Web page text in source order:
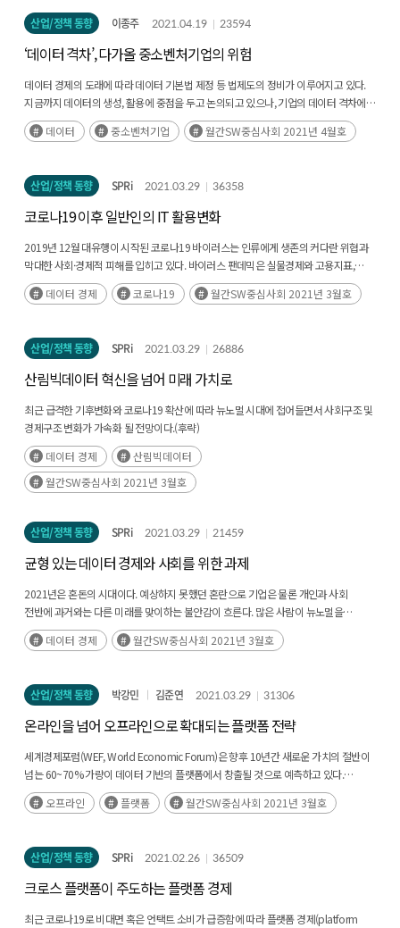
산업/정책 동향 이종주 2021.04.19 23594
‘데이터 격차’, 다가올 중소벤처기업의 위험
데이터 경제의 도래에 따라 데이터 기본법 제정 등 법제도의 정비가 이루어지고 있다.
지금까지 데이터의 생성, 활용에 중점을 두고 논의되고 있으나, 기업의 데이터 격차에
대해서는 아직 논의되지 않고 있다. 지금과 같은 추세라면(후략)
데이터 중소벤처기업 월간SW중심사회 2021년 4월호
산업/정책 동향 SPRi 2021.03.29 36358
코로나19 이후 일반인의 IT 활용변화
2019년 12월 대유행이 시작된 코로나19 바이러스는 인류에게 생존의 커다란 위협과
막대한 사회·경제적 피해를 입히고 있다. 바이러스 팬데믹은 실물경제와 고용지표,
사회적 관계와 보건체계 등에 부정적 영향을(후략)
데이터 경제 코로나19 월간SW중심사회 2021년 3월호
산업/정책 동향 SPRi 2021.03.29 26886
산림빅데이터 혁신을 넘어 미래 가치로
최근 급격한 기후변화와 코로나19 확산에 따라 뉴노멀 시대에 접어들면서 사회구조 및
경제구조 변화가 가속화 될 전망이다.(후략)
데이터 경제
산림빅데이터
월간SW중심사회 2021년 3월호
산업/정책 동향 SPRi 2021.03.29 21459
균형 있는 데이터 경제와 사회를 위한 과제
2021년은 혼돈의 시대이다. 예상하지 못했던 혼란으로 기업은 물론 개인과 사회
전반에 과거와는 다른 미래를 맞이하는 불안감이 흐른다. 많은 사람이 뉴노멀을
말하지만 무엇이 그 실체인지는 불투명하다.(후략)
데이터 경제 월간SW중심사회 2021년 3월호
산업/정책 동향 박강민 김준연 2021.03.29 31306
온라인을 넘어 오프라인으로 확대되는 플랫폼 전략
세계경제포럼(WEF, World Economic Forum)은 향후 10년간 새로운 가치의 절반이
넘는 60~70% 가량이 데이터 기반의 플랫폼에서 창출될 것으로 예측하고 있다.
1990년대 등장한 인터넷 기업은 전통 제조기업과(후략)
오프라인 플랫폼 월간SW중심사회 2021년 3월호
산업/정책 동향 SPRi 2021.02.26 36509
크로스 플랫폼이 주도하는 플랫폼 경제
최근 코로나19로 비대면 혹은 언택트 소비가 급증함에 따라 플랫폼 경제(platform